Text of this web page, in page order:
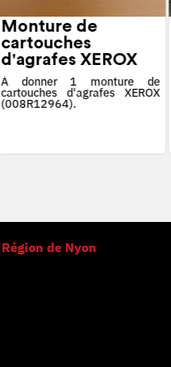
Monture de
cartouches
d'agrafes XEROX
À donner 1 monture de
cartouches d'agrafes XEROX
(008R12964).
Région de Nyon